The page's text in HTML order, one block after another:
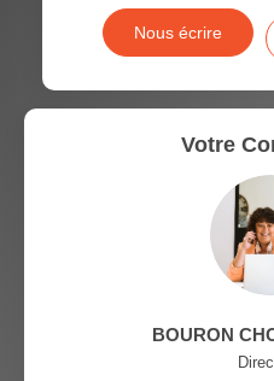
RÉSULTATS DES LYCÉES
Nous écrire
Votre
BOURON